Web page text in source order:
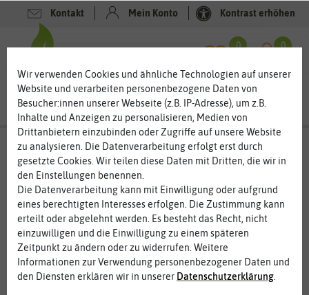
Kontakt Mein Konto Kontrast erhöhen
0 0
Grüne Tomaten Samen – Saatgut für
faszinierende Tomaten
Mit grünen Tomaten sind keine unreifen Tomaten gemeint. Es
gibt inzwischen tatsächlich einige Tomatensorten, die grün
ausreifen. Oft sind die Früchte gestreift oder gesprenkelt. Grüne
Tomaten schmecken oft sehr fruchtig und frisch. Obwohl grüne
Tomatensorten uns etwas fremd erscheinen, sind sie keine
Seltenheit. Viele wilde Tomaten reifen grün aus. Der Grund dafür
ist der fehlende Farbstoff. Das macht die Tomaten aber nicht
Filter
Wir verwenden Cookies und ähnliche Technologien auf unserer
Website und verarbeiten personenbezogene Daten von
Besucher:innen unserer Webseite (z.B. IP-Adresse), um z.B.
Inhalte und Anzeigen zu personalisieren, Medien von
Drittanbietern einzubinden oder Zugriffe auf unsere Website
zu analysieren. Die Datenverarbeitung erfolgt erst durch
gesetzte Cookies. Wir teilen diese Daten mit Dritten, die wir in
den Einstellungen benennen.
Die Datenverarbeitung kann mit Einwilligung oder aufgrund
eines berechtigten Interesses erfolgen. Die Zustimmung kann
erteilt oder abgelehnt werden. Es besteht das Recht, nicht
einzuwilligen und die Einwilligung zu einem späteren
Zeitpunkt zu ändern oder zu widerrufen. Weitere
Informationen zur Verwendung personenbezogener Daten und
den Diensten erklären wir in unserer Daten­schutz­erklärung